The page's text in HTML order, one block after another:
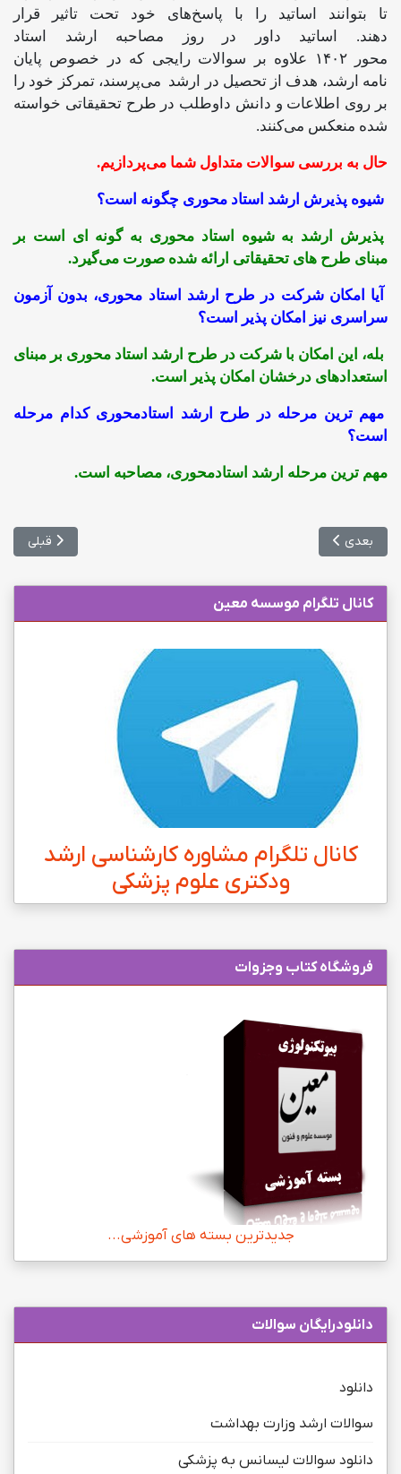
تا بتوانند اساتید را با پاسخ‌های خود تحت تاثیر قرار
دهند. اساتید داور در روز مصاحبه ارشد استاد
محور ۱۴۰۲ علاوه بر سوالات رایجی که در خصوص پایان
نامه ارشد، هدف از تحصیل در ارشد می‌پرسند، تمرکز خود را
بر روی اطلاعات و دانش داوطلب در طرح تحقیقاتی خواسته
شده منعکس می‌کنند.
حال به بررسی سوالات متداول شما می‌پردازیم.
شیوه پذیرش ارشد استاد محوری چگونه است؟
پذیرش ارشد به شیوه استاد محوری به گونه ای است بر
مبنای طرح های تحقیقاتی ارائه شده صورت می‌گیرد.
آیا امکان شرکت در طرح ارشد استاد محوری، بدون آزمون
سراسری نیز امکان پذیر است؟
بله، این امکان با شرکت در طرح ارشد استاد محوری بر مبنای
استعدادهای درخشان امکان پذیر است.
مهم ترین مرحله در طرح ارشد استادمحوری کدام مرحله
است؟
مهم ترین مرحله ارشد استادمحوری، مصاحبه است.
مطلب
قبلی
مطلب بعدی: وزارت بهداشت توان ادامه افزایش ظرفیت پزشکی را ندارد
بعدی
کانال تلگرام موسسه معین
کانال تلگرام مشاوره کارشناسی ارشد
ودکتری علوم پزشکی
فروشگاه کتاب وجزوات
جدیدترین بسته های آموزشی...
دانلودرایگان سوالات
دانلود
سوالات ارشد وزارت بهداشت
دانلود سوالات لیسانس به پزشکی